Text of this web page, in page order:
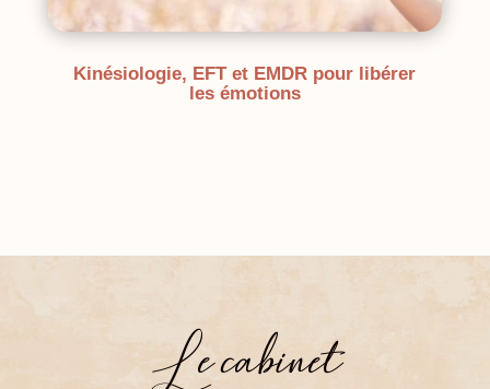
Kinésiologie, EFT et EMDR pour libérer
les émotions
Le cabinet